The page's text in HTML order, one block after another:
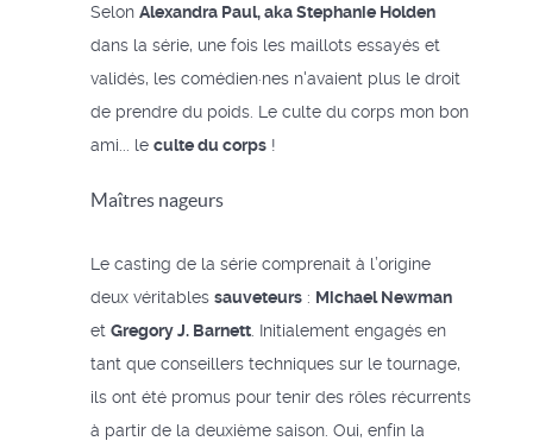
Selon Alexandra Paul, aka Stephanie Holden
dans la série, une fois les maillots essayés et
validés, les comédien·nes n'avaient plus le droit
de prendre du poids. Le culte du corps mon bon
ami... le culte du corps!
Maîtres nageurs
Le casting de la série comprenait à l’origine
deux véritables sauveteurs: Michael Newman
et Gregory J. Barnett. Initialement engagés en
tant que conseillers techniques sur le tournage,
ils ont été promus pour tenir des rôles récurrents
à partir de la deuxième saison. Oui, enfin la